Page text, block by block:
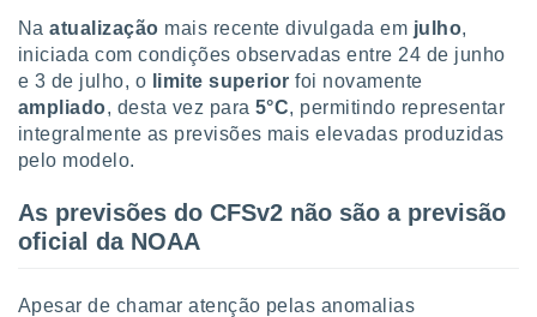
estudos
e
de
1199
Naatualização mais recente divulgada em julho,
iniciada com condições observadas entre 24 de junho
e 3 de julho, o limite superiorfoi novamente
ampliado, desta vez para5°C, permitindo representar
integralmente as previsões mais elevadas produzidas
pelo modelo.
As previsões do CFSv2 não são a previsão
oficial da NOAA
Apesar de chamar atenção pelas anomalias